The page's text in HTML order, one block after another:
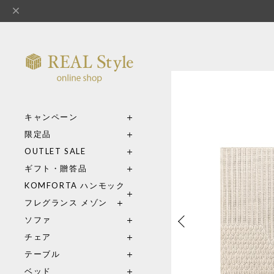
キャンペーン
限定品
OUTLET SALE
ギフト・贈答品
KOMFORTA ハンモック
フレグランス メゾン
ソファ
チェア
テーブル
ベッド